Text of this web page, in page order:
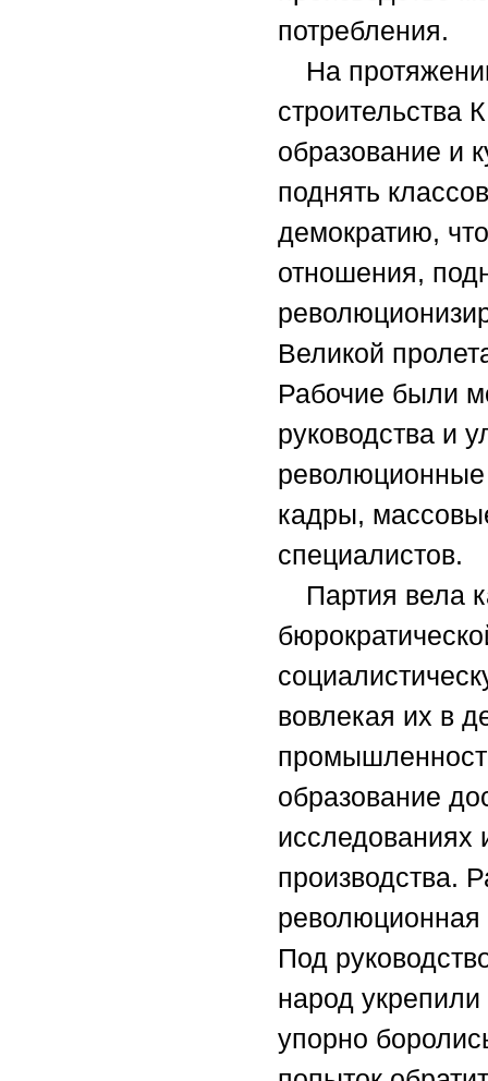
потребления.
На
строительства
образование и
поднять
демократию,
отношения,
Великой
Рабочие были
руководства и
кадры,
специалистов.
Партия вела
вовлекая их в
образование
исследованиях
производства.
революционная
Под
народ укрепили
упорно